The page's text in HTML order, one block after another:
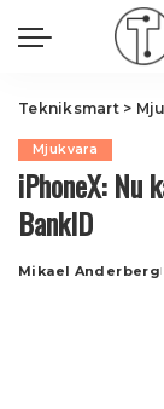
Tekniksmart>
Mjukvara
iPhoneX: Nu
BankID
Posted
Mikael Anderberg